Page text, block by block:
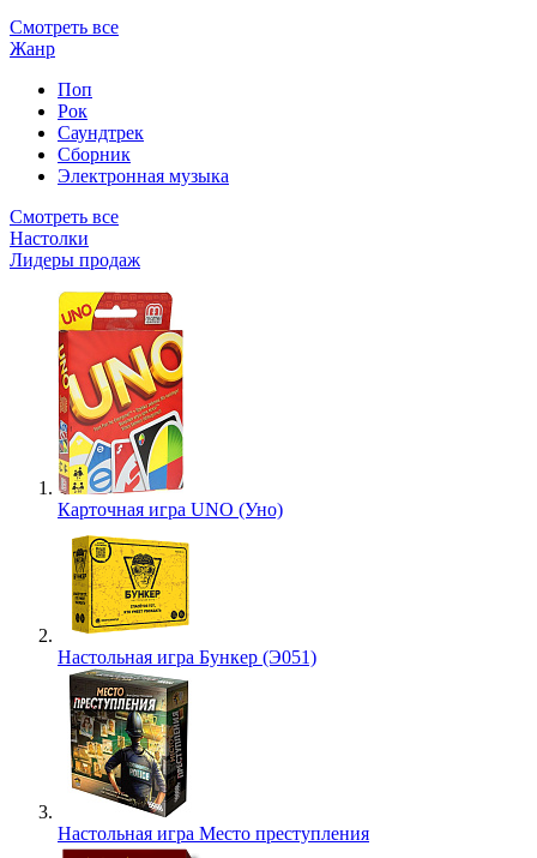
Смотреть все
Жанр
Поп
Рок
Саундтрек
Сборник
Электронная музыка
Смотреть все
Настолки
Лидеры продаж
Карточная игра UNO (Уно)
Настольная игра Бункер (Э051)
Настольная игра Место преступления